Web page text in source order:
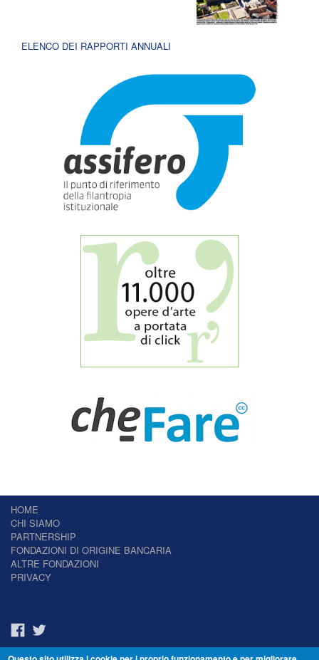
ELENCO DEI RAPPORTI ANNUALI
HOME
CHI SIAMO
PARTNERSHIP
FONDAZIONI DI ORIGINE BANCARIA
ALTRE FONDAZIONI
PRIVACY